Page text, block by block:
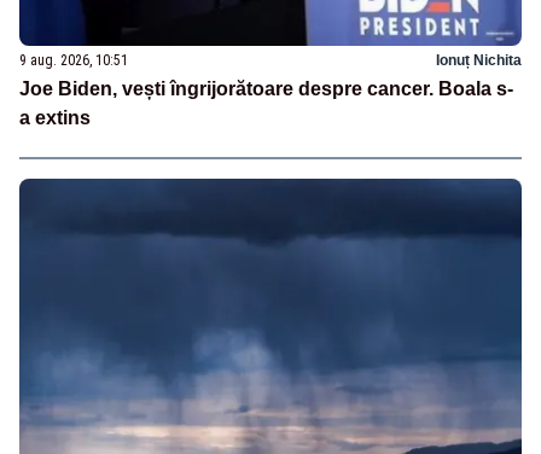
9 aug. 2026, 10:51 Ionuț Nichita
Joe Biden, vești îngrijorătoare despre cancer. Boala s-
a extins